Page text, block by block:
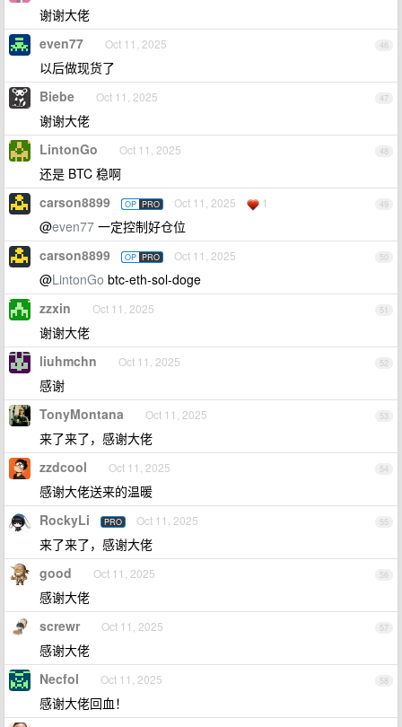
谢谢大佬
46
even77 Oct 11, 2025
以后做现货了
47
Biebe Oct 11, 2025
谢谢大佬
48
LintonGo Oct 11, 2025
还是 BTC 稳啊
49
carson8899 OP PRO Oct 11, 2025 1
@even77 一定控制好仓位
50
carson8899 OP PRO Oct 11, 2025
@LintonGo btc-eth-sol-doge
51
zzxin Oct 11, 2025
谢谢大佬
52
liuhmchn Oct 11, 2025
感谢
53
TonyMontana Oct 11, 2025
来了来了，感谢大佬
54
zzdcool Oct 11, 2025
感谢大佬送来的温暖
55
RockyLi PRO Oct 11, 2025
来了来了，感谢大佬
56
good Oct 11, 2025
感谢大佬
57
screwr Oct 11, 2025
感谢大佬
58
Necfol Oct 11, 2025
感谢大佬回血！